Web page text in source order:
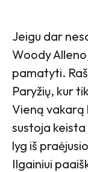
Jeigu dar
Woody
pamatyti.
Paryžių, kur
Vieną vakarą
sustoja
lyg iš
Ilgainiui